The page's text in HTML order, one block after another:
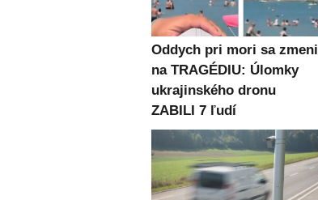
Oddych pri mori sa zmenil
na TRAGÉDIU: Úlomky
ukrajinského dronu
ZABILI 7 ľudí